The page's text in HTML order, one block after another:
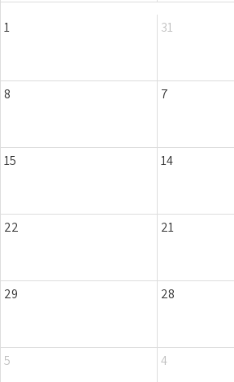
31
1
7
8
14
15
21
22
28
29
4
5